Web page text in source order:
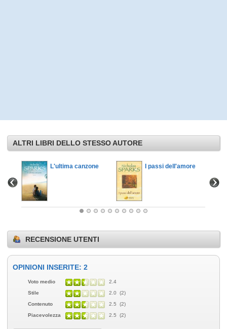
ALTRI LIBRI DELLO STESSO AUTORE
L'ultima canzone I passi dell'amore
RECENSIONE UTENTI
OPINIONI INSERITE: 2
Voto medio
2.4
Stile
2.0 (2)
Contenuto
2.5 (2)
Piacevolezza
2.5 (2)